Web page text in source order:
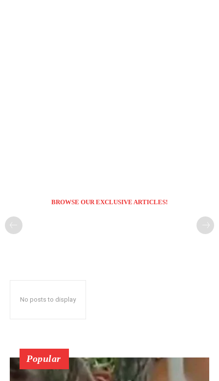
BROWSE OUR EXCLUSIVE ARTICLES!
No posts to display
Popular